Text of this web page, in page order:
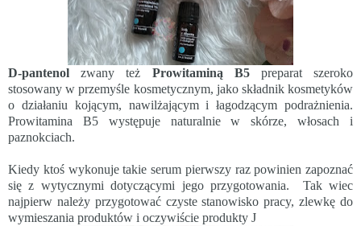
D-pantenol zwany też Prowitaminą B5preparat szeroko
stosowany w przemyśle kosmetycznym, jako składnik kosmetyków
o działaniu kojącym, nawilżającym i łagodzącym podrażnienia.
Prowitamina B5 występuje naturalnie w skórze, włosach i
paznokciach.
Kiedy ktoś wykonuje takie serum pierwszy raz powinien zapoznać
się z wytycznymi dotyczącymi jego przygotowania.
Tak wiec
najpierw należy przygotować czyste stanowisko pracy, zlewkę do
wymieszania produktów i oczywiście produkty J